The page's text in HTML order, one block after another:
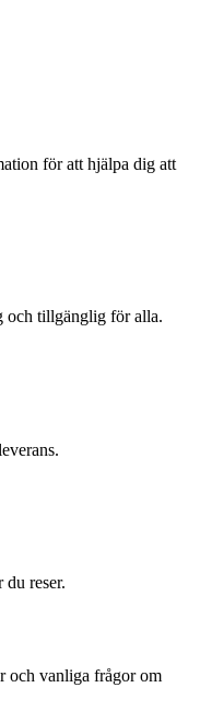
för att hjälpa dig att
och tillgänglig för alla.
reser.
och vanliga frågor om